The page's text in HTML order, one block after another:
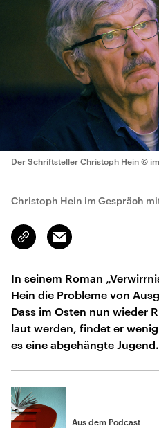
Der Schriftsteller Christoph Hein ©
Christoph Hein im Gespräch
Link
kopieren/teilen
Email
In seinem Roman
Hein die Probleme von
Dass im Osten nun wieder
laut werden, findet er
es eine abgehängte Jugend.
Aus dem Podcast